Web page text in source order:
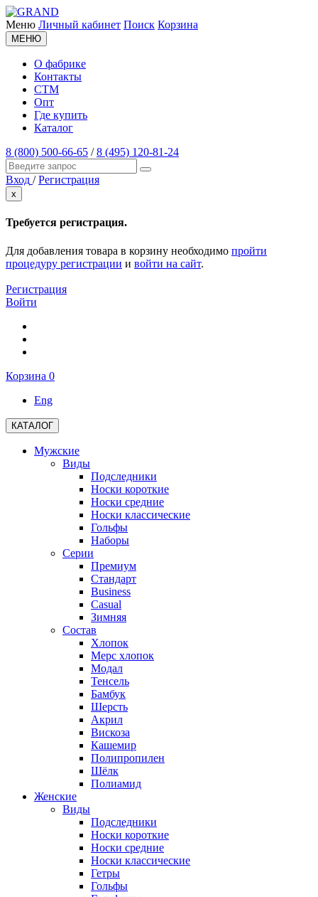
Меню Личный кабинет Поиск Корзина
МЕНЮ
О фабрике
Контакты
СТМ
Опт
Где купить
Каталог
8 (800) 500-66-65 /8 (495) 120-81-24
Вход / Регистрация
x
Требуется регистрация.
Для добавления товара в корзину необходимо пройти
процедуру регистрации и войти на сайт.
Регистрация
Войти
Корзина 0
Eng
КАТАЛОГ
Мужские
Виды
Подследники
Носки короткие
Носки средние
Носки классические
Гольфы
Наборы
Серии
Премиум
Стандарт
Business
Casual
Зимняя
Состав
Хлопок
Мерс хлопок
Модал
Тенсель
Бамбук
Шерсть
Акрил
Вискоза
Кашемир
Полипропилен
Шёлк
Полиамид
Женские
Виды
Подследники
Носки короткие
Носки средние
Носки классические
Гетры
Гольфы